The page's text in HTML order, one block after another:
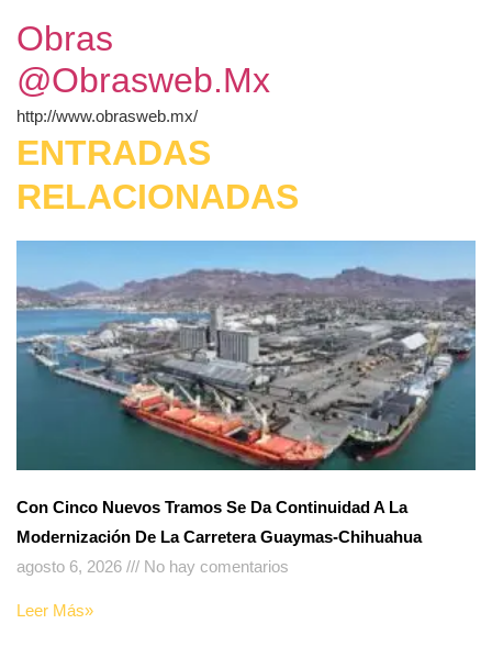
Obras
@Obrasweb.mx
http://www.obrasweb.mx/
ENTRADAS
RELACIONADAS
Con Cinco Nuevos Tramos Se Da Continuidad A La
Modernización De La Carretera Guaymas-Chihuahua
agosto 6, 2026
No hay comentarios
Leer Más»